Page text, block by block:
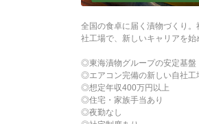
全国の食卓に届く漬物づくり
社工場で、新しいキャリアを始
◎東海漬物グループの安定基盤
◎エアコン完備の新しい自社工
◎想定年収400万円以上
◎住宅・家族手当あり
◎夜勤なし